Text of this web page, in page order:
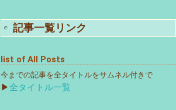
記事一覧リンク
list of All Posts
今までの記事を全タイトルをサムネル付きで
▶全タイトル一覧